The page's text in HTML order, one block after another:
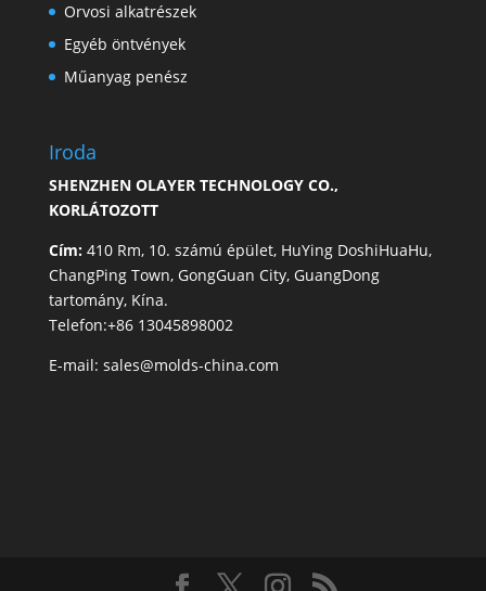
Orvosi alkatrészek
Egyéb öntvények
Műanyag penész
Iroda
SHENZHEN OLAYER TECHNOLOGY CO.,
KORLÁTOZOTT
Cím: 410 Rm, 10. számú épület, HuYing DoshiHuaHu,
ChangPing Town, GongGuan City, GuangDong
tartomány, Kína.
Telefon:+86 13045898002
E-mail: sales@molds-china.com